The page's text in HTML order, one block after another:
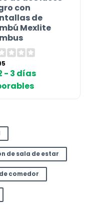
con
de
Mexlite
- 3 días
de sala de estar
comedor